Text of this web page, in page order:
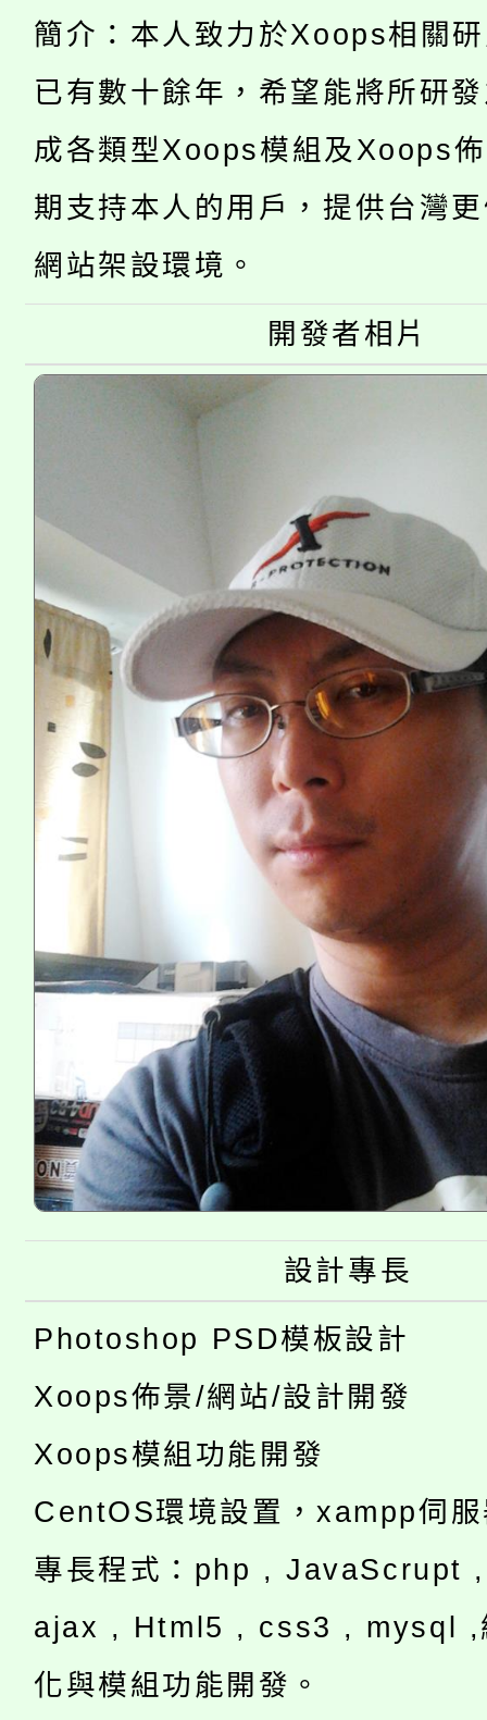
生本土語及新住民語歌
公告本校115學年度第
代理(課)教師甄選結果(
公告本校115學年度第
代理(課)教師甄選結果(
轉知中國文化大學推廣
《TA101》溝通分析基
程，歡迎學生輔導中心
心理、諮商輔導、社會
系所師生報名參加。
轉知苗栗縣政府辦理
縣市「校園短影音徵選
門員」簡章及活動海報
踴躍報名參加。
桃園市115學年度學生
要點
「桃園市補助參觀特色
展演活動實施計畫」
115年度「教育部表揚
義教育推展貢獻獎」
簡介：本人致力於Xoops相關
已有數十餘年，希望能將所研
成各類型Xoops模組及Xoops
期支持本人的用戶，提供台灣
網站架設環境。
開發者相片
設計專長
Photoshop PSD模板設計
Xoops佈景/網站/設計開發
Xoops模組功能開發
CentOS環境設置，xampp伺
專長程式：php , JavaScrupt
ajax , Html5 , css3 , mysql ,
化與模組功能開發。